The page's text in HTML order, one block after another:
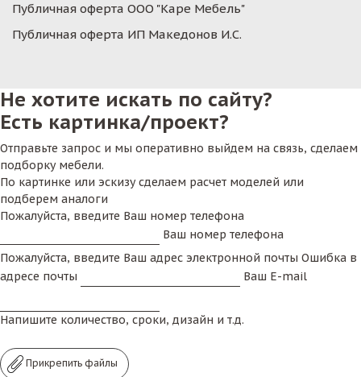
Публичная оферта ООО "Каре Мебель"
Публичная оферта ИП Македонов И.С.
Не хотите искать по сайту?
Есть картинка/проект?
Отправьте запрос и мы оперативно выйдем на связь, сделаем
подборку мебели.
По картинке или эскизу сделаем расчет моделей или
подберем аналоги
Пожалуйста, введите Ваш номер телефона
Ваш номер телефона
Пожалуйста, введите Ваш адрес электронной почты Ошибка в
адресе почты
Ваш E-mail
Напишите количество, сроки, дизайн и т.д.
Прикрепить файлы